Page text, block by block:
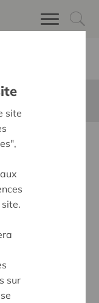
ons
sans
site
sur